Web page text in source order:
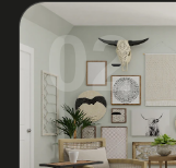
02